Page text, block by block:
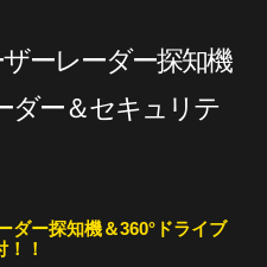
ザーレーダー探知機
ダー＆セキュリテ
ダー探知機＆360°ドライブ
！